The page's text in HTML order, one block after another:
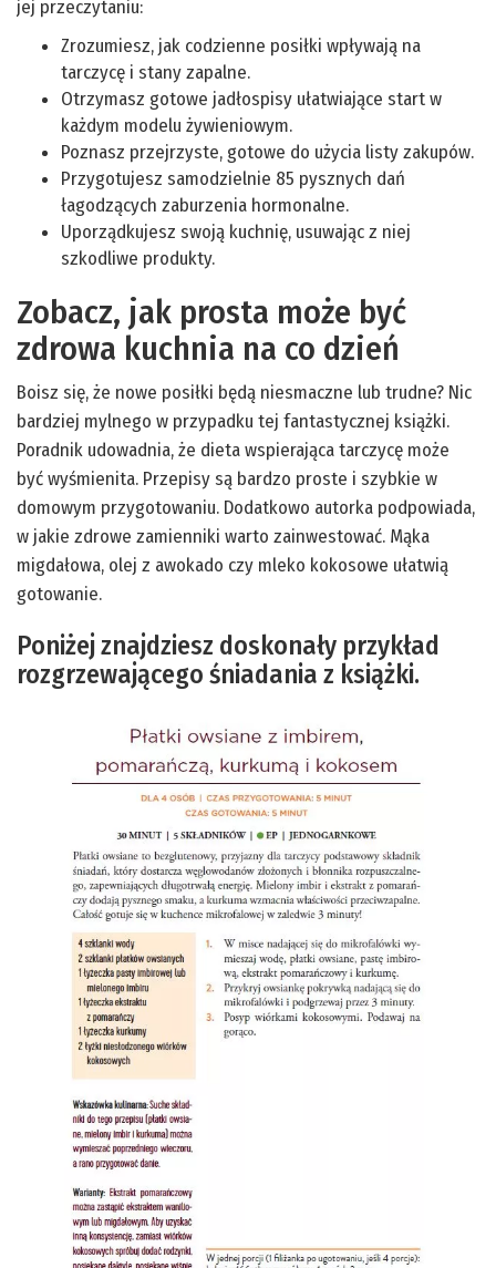
jej przeczytaniu:
Zrozumiesz, jak codzienne posiłki wpływają na
tarczycę i stany zapalne.
Otrzymasz gotowe jadłospisy ułatwiające start w
każdym modelu żywieniowym.
Poznasz przejrzyste, gotowe do użycia listy zakupów.
Przygotujesz samodzielnie 85 pysznych dań
łagodzących zaburzenia hormonalne.
Uporządkujesz swoją kuchnię, usuwając z niej
szkodliwe produkty.
Zobacz, jak prosta może być
zdrowa kuchnia na co dzień
Boisz się, że nowe posiłki będą niesmaczne lub trudne? Nic
bardziej mylnego w przypadku tej fantastycznej książki.
Poradnik udowadnia, że dieta wspierająca tarczycę może
być wyśmienita. Przepisy są bardzo proste i szybkie w
domowym przygotowaniu. Dodatkowo autorka podpowiada,
w jakie zdrowe zamienniki warto zainwestować. Mąka
migdałowa, olej z awokado czy mleko kokosowe ułatwią
gotowanie.
Poniżej znajdziesz doskonały przykład
rozgrzewającego śniadania z książki.